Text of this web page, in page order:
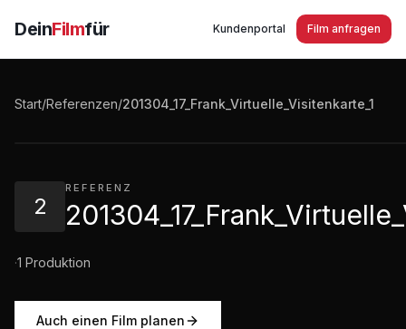
DeinFilmfür Kundenportal Film anfragen
Start/Referenzen/201304_17_Frank_Virtuelle_Visitenkarte_1
2
REFERENZ
·1 Produktion
Auch einen Film planen
201304_17_Frank_Virtuelle_Visitenkarte_1